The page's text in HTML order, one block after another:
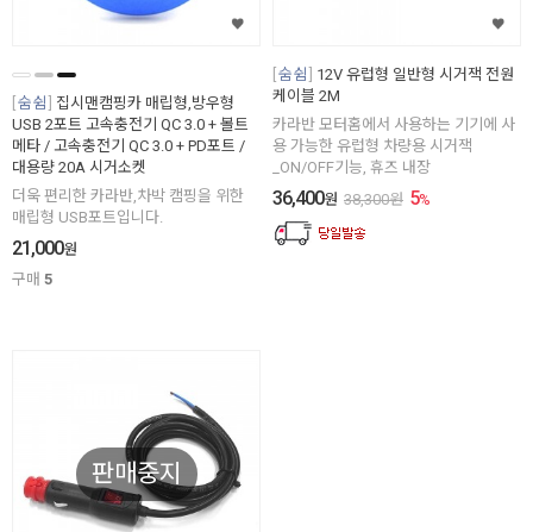
숨쉼
집시맨캠핑카 매립형,방우형
USB 2포트 고속충전기 QC 3.0 + 볼트
메타 / 고속충전기 QC 3.0 + PD포트 /
대용량 20A 시거소켓
더욱 편리한 카라반,차박 캠핑을 위한
매립형 USB포트입니다.
21,000원
구매 5
숨쉼
12V 유럽형 일반형 시거잭 전원
케이블 2M
카라반 모터홈에서 사용하는 기기에 사
용 가능한 유럽형 차량용 시거잭
_ON/OFF기능, 휴즈 내장
36,400원 38,300원 5%
판매중지